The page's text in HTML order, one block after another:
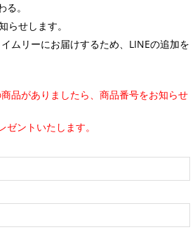
。
らせします。
ムリーにお届けするため、LINEの追加を
品がありましたら、商品番号をお知らせ
ントいたします。